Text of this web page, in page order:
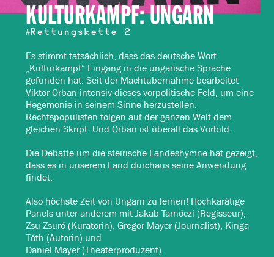
KULTURKAMPF: UNGARN
#Rettungskette 2
Es stimmt tatsächlich, dass das deutsche Wort
„Kulturkampf“ Eingang in die ungarische Sprache
gefunden hat. Seit der Machtübernahme bearbeitet
Viktor Orban intensiv dieses vorpolitische Feld, um eine
Hegemonie in seinem Sinne herzustellen.
Rechtspopulisten folgen auf der ganzen Welt dem
gleichen Skript. Und Orban ist überall das Vorbild.
Die Debatte um die steirische Landeshymne hat gezeigt,
dass es in unserem Land durchaus seine Anwendung
findet.
Also höchste Zeit von Ungarn zu lernen! Hochkarätige
Panels unter anderem mit Jakab Tarnóczi (Regisseur),
Zsu Zsuró (Kuratorin), Gregor Mayer (Journalist), Kinga
Tóth (Autorin) und
Daniel Mayer (Theaterproduzent).